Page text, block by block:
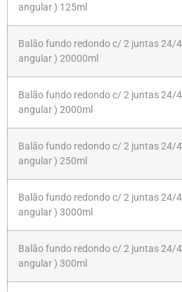
angular ) 125ml
Balão fundo redondo c/ 2 juntas 24/
angular ) 20000ml
Balão fundo redondo c/ 2 juntas 24/
angular ) 2000ml
Balão fundo redondo c/ 2 juntas 24/
angular ) 250ml
Balão fundo redondo c/ 2 juntas 24/
angular ) 3000ml
Balão fundo redondo c/ 2 juntas 24/
angular ) 300ml